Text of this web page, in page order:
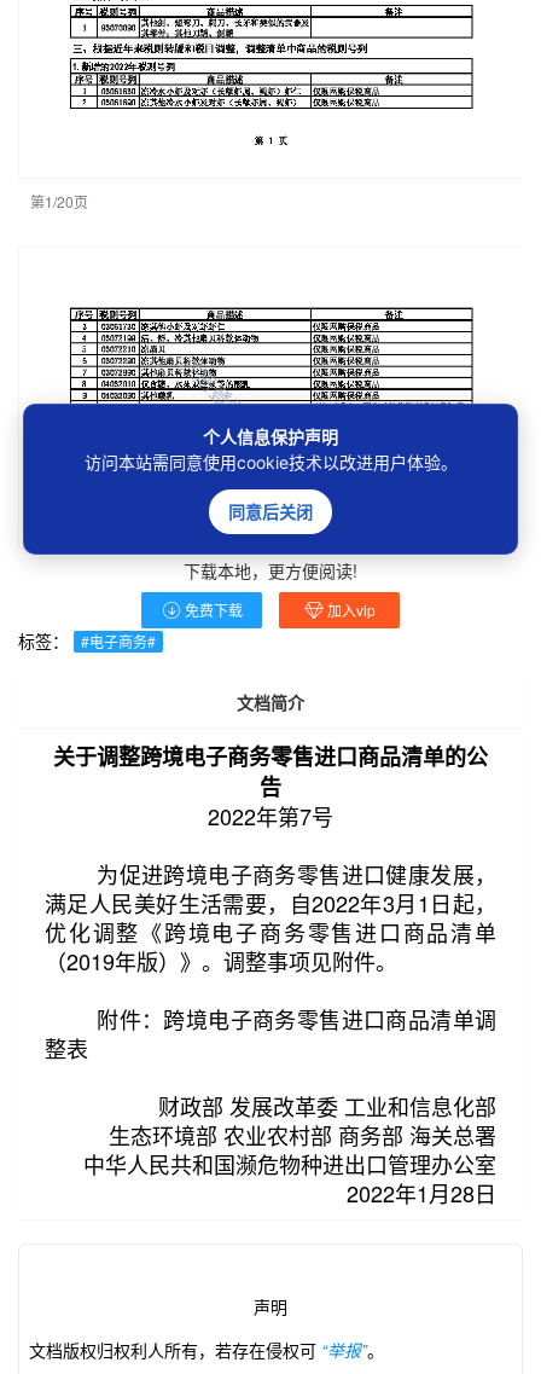
第1/20页
下载本地，更方便阅读!
免费下载 加入vip
标签： #电子商务#
文档简介
关于调整跨境电子商务零售进口商品清单的公
告
2022年第7号
为促进跨境电子商务零售进口健康发展，
满足人民美好生活需要，自2022年3月1日起，
优化调整《跨境电子商务零售进口商品清单
（2019年版）》。调整事项见附件。
附件：跨境电子商务零售进口商品清单调
整表
财政部 发展改革委 工业和信息化部
生态环境部 农业农村部 商务部 海关总署
中华人民共和国濒危物种进出口管理办公室
2022年1月28日
声明
文档版权归权利人所有，若存在侵权可 “举报”。
个人信息保护声明
访问本站需同意使用cookie技术以改进用户体验。
同意后关闭